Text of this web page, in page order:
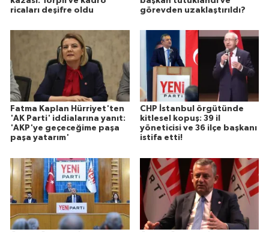
ricaları deşifre oldu
görevden uzaklaştırıldı?
Fatma Kaplan Hürriyet'ten
'AK Parti' iddialarına yanıt:
'AKP'ye geçeceğime paşa
paşa yatarım'
CHP İstanbul örgütünde
kitlesel kopuş: 39 il
yöneticisi ve 36 ilçe başkanı
istifa etti!